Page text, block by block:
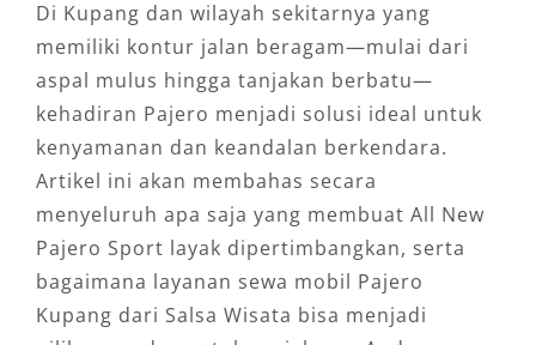
Di Kupang dan wilayah sekitarnya yang
memiliki kontur jalan beragam—mulai dari
aspal mulus hingga tanjakan berbatu—
kehadiran Pajero menjadi solusi ideal untuk
kenyamanan dan keandalan berkendara.
Artikel ini akan membahas secara
menyeluruh apa saja yang membuat All New
Pajero Sport layak dipertimbangkan, serta
bagaimana layanan sewa mobil Pajero
Kupang dari Salsa Wisata bisa menjadi